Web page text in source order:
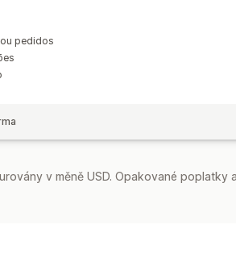
pedidos
v měně USD. Opakované